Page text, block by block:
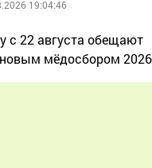
19:04:46
с 22 августа обещают
мёдосбором